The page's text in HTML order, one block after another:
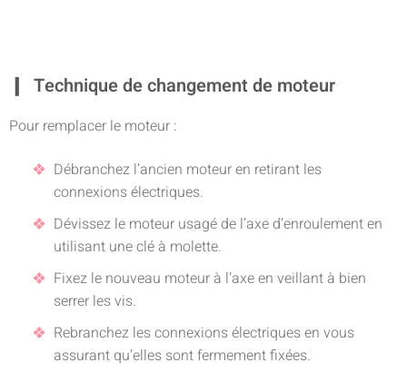
Technique de changement de moteur
Pour remplacer le moteur :
Débranchez l’ancien moteur en retirant les
connexions électriques.
Dévissez le moteur usagé de l’axe d’enroulement en
utilisant une clé à molette.
Fixez le nouveau moteur à l’axe en veillant à bien
serrer les vis.
Rebranchez les connexions électriques en vous
assurant qu’elles sont fermement fixées.